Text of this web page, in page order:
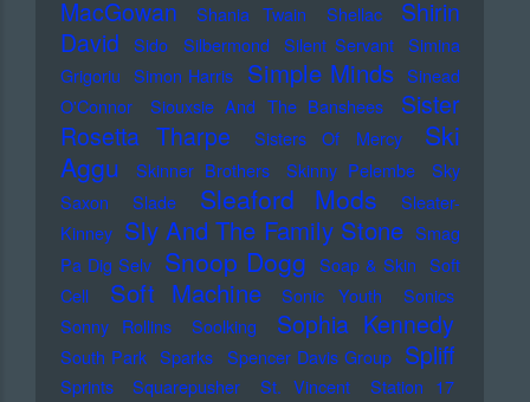
MacGowan
Shania Twain Shellac
Shirin
David
Sido Silbermond Silent Servant Simina
Grigoriu Simon Harris Simple Minds Sinead
O'Connor
Siouxsie And The Banshees
Sister
Rosetta Tharpe
Sisters Of Mercy
Ski
Aggu
Skinner Brothers Skinny Pelembe
Sky
Saxon
Slade Sleaford Mods
Sleater-
Kinney Sly And The Family Stone Smag
Pa Dig Selv Snoop Dogg Soap & Skin Soft
Cell
Soft Machine Sonic Youth
Sonics
Sonny Rollins
Soolking Sophia Kennedy
South Park Sparks Spencer Davis Group Spliff
Sprints Squarepusher St. Vincent
Station 17